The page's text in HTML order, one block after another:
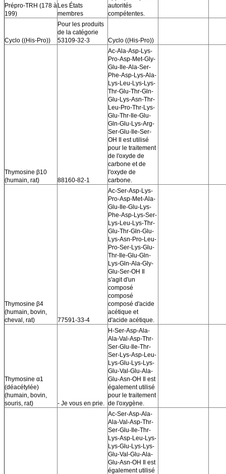
Prépro-TRH (178 à
199)
Les États
membres
autorités
compétentes.
Cyclo ((His-Pro))
Pour les produits
de la catégorie
53109-32-3
Cyclo ((His-Pro))
Thymosine β10
(humain, rat)
88160-82-1
Ac-Ala-Asp-Lys-
Pro-Asp-Met-Gly-
Glu-Ile-Ala-Ser-
Phe-Asp-Lys-Ala-
Lys-Leu-Lys-Lys-
Thr-Glu-Thr-Gln-
Glu-Lys-Asn-Thr-
Leu-Pro-Thr-Lys-
Glu-Thr-Ile-Glu-
Gln-Glu-Lys-Arg-
Ser-Glu-Ile-Ser-
OH Il est utilisé
pour le traitement
de l'oxyde de
carbone et de
l'oxyde de
carbone.
Thymosine β4
(humain, bovin,
cheval, rat)
77591-33-4
Ac-Ser-Asp-Lys-
Pro-Asp-Met-Ala-
Glu-Ile-Glu-Lys-
Phe-Asp-Lys-Ser-
Lys-Leu-Lys-Thr-
Glu-Thr-Gln-Glu-
Lys-Asn-Pro-Leu-
Pro-Ser-Lys-Glu-
Thr-Ile-Glu-Gln-
Lys-Gln-Ala-Gly-
Glu-Ser-OH Il
s'agit d'un
composé
composé
composé d'acide
acétique et
d'acide acétique.
Thymosine α1
(déacétylée)
(humain, bovin,
souris, rat)
- Je vous en prie.
H-Ser-Asp-Ala-
Ala-Val-Asp-Thr-
Ser-Glu-Ile-Thr-
Ser-Lys-Asp-Leu-
Lys-Glu-Lys-Lys-
Glu-Val-Glu-Ala-
Glu-Asn-OH Il est
également utilisé
pour le traitement
de l'oxygène.
Ac-Ser-Asp-Ala-
Ala-Val-Asp-Thr-
Ser-Glu-Ile-Thr-
Lys-Asp-Leu-Lys-
Lys-Glu-Lys-Lys-
Glu-Val-Glu-Ala-
Glu-Asn-OH Il est
également utilisé